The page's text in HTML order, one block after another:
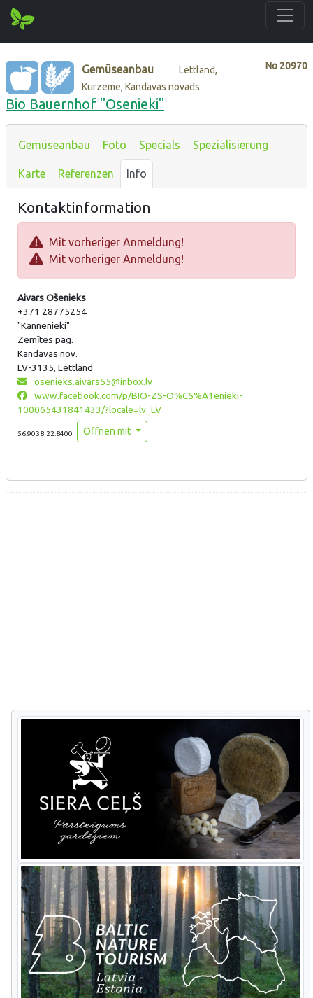
No 20970
Gemüseanbau
Lettland,
Kurzeme, Kandavas novads
Bio Bauernhof "Osenieki"
Gemüseanbau Foto Specials Spezialisierung
Karte Referenzen Info
Kontaktinformation
Mit vorheriger Anmeldung!
Mit vorheriger Anmeldung!
Aivars Ošenieks
+371 28775254
"Kannenieki"
Zemītes pag.
Kandavas nov.
LV-3135, Lettland
osenieks.aivars55@inbox.lv
www.facebook.com/p/BIO-ZS-O%C5%A1enieki-
100065431841433/?locale=lv_LV
56.9038,22.8400 Öffnen mit